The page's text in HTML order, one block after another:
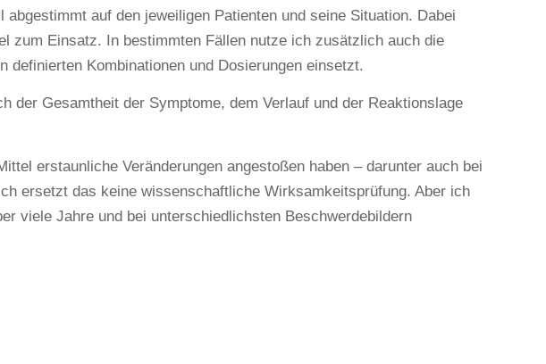
auf den jeweiligen Patienten und seine Situation. Dabei
zum Einsatz. In bestimmten Fällen nutze ich zusätzlich auch die
Kombinationen und Dosierungen einsetzt.
der Gesamtheit der Symptome, dem Verlauf und der Reaktionslage
erstaunliche Veränderungen angestoßen haben – darunter auch bei
ersetzt das keine wissenschaftliche Wirksamkeitsprüfung. Aber ich
viele Jahre und bei unterschiedlichsten Beschwerdebildern